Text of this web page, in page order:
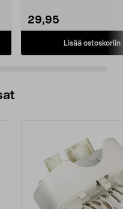
29,95
Lisää ostoskoriin